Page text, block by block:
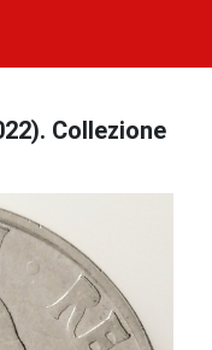
Collezione